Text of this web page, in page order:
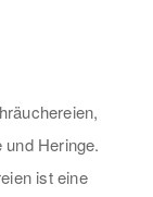
Heringe.
ist eine